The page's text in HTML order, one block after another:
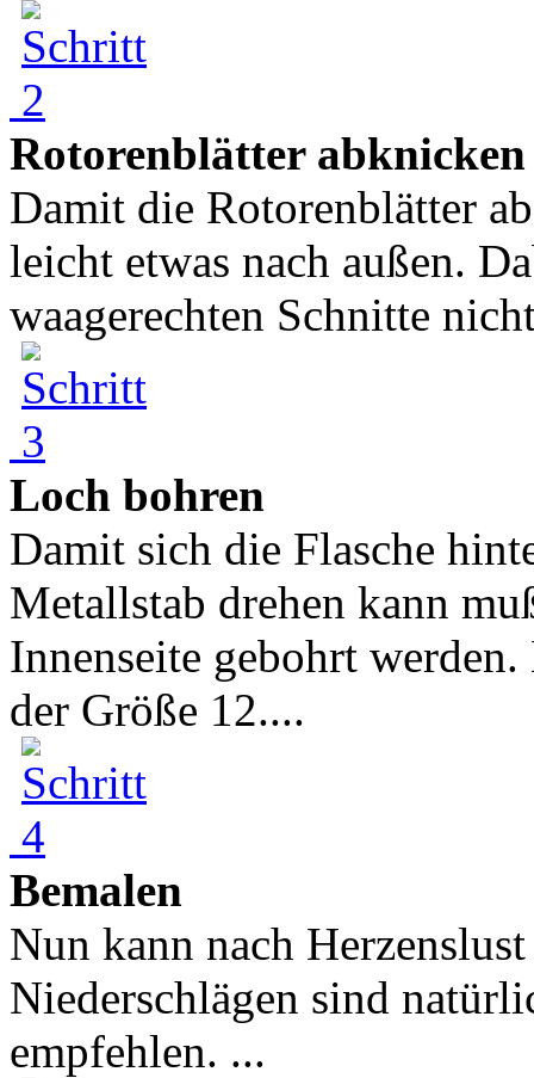
Rotorenblätter abknicken
Damit die Rotorenblätter
leicht etwas nach außen.
waagerechten Schnitte
Loch bohren
Damit sich die Flasche
Metallstab drehen kann
Innenseite gebohrt
der Größe 12....
Bemalen
Nun kann nach
Niederschlägen sind
empfehlen. ...